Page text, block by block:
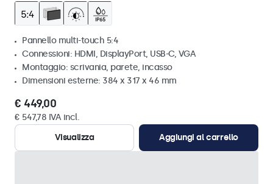
Pannello multi-touch 5:4
Connessioni: HDMI, DisplayPort, USB-C, VGA
Montaggio: scrivania, parete, incasso
Dimensioni esterne: 384 x 317 x 46 mm
€ 449,00
€ 547,78 IVA incl.
Visualizza
Aggiungi al carrello